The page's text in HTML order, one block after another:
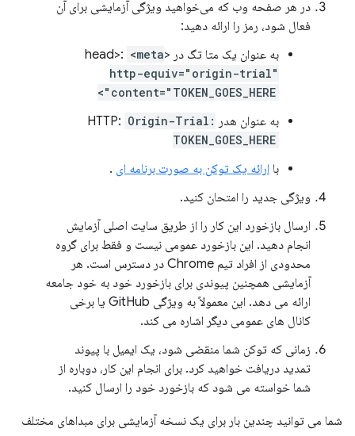
در هر صفحه وب که می‌خواهید ویژگی آزمایشی برای آن
فعال شود، رمز را ارائه دهید:
به عنوان یک متا تگ در <head>:<meta
http-equiv="origin-trial"
content="TOKEN_GOES_HERE">
به عنوان هدر HTTP: Origin-Trial:
TOKEN_GOES_HERE
با ارائه یک توکن به صورت برنامه ای .
ویژگی جدید را امتحان کنید.
ارسال بازخورد این کار را از طریق سایت اصلی آزمایش
انجام دهید. این بازخورد عمومی نیست و فقط برای گروه
محدودی از افراد تیم Chrome در دسترس است. هر
آزمایشی همچنین پیوندی برای بازخورد خود به خود جامعه
ارائه می دهد. این معمولاً به ویژگی GitHub یا برخی
کانال های عمومی دیگر اشاره می کند.
زمانی که توکن شما منقضی شود، یک ایمیل با پیوند
تمدید دریافت خواهید کرد. برای انجام این کار، دوباره از
شما خواسته می شود که بازخورد خود را ارسال کنید.
شما می توانید چندین بار برای یک نسخه آزمایشی برای مبداهای مختلف